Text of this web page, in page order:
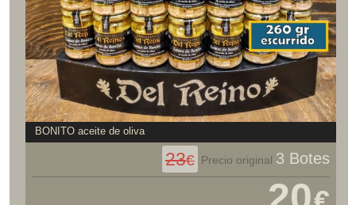
BONITO aceite de oliva
23€ Precio original 3 Botes